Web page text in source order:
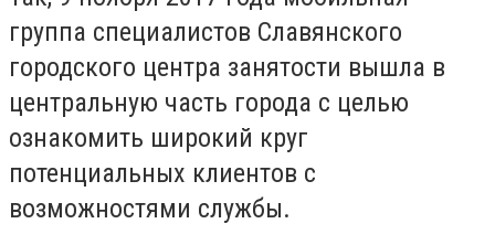
группа специалистов Славянского
городского центра занятости вышла в
центральную часть города с целью
ознакомить широкий круг
потенциальных клиентов с
возможностями службы.